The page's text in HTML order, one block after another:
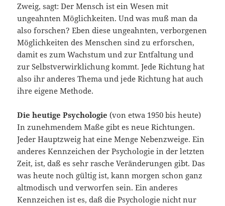
Zweig, sagt: Der Mensch ist ein Wesen mit
ungeahnten Möglichkeiten. Und was muß man da
also forschen? Eben diese ungeahnten, verborgenen
Möglichkeiten des Menschen sind zu erforschen,
damit es zum Wachstum und zur Entfaltung und
zur Selbstverwirklichung kommt. Jede Richtung hat
also ihr anderes Thema und jede Richtung hat auch
ihre eigene Methode.
Die heutige Psychologie (von etwa 1950 bis heute)
In zunehmendem Maße gibt es neue Richtungen.
Jeder Hauptzweig hat eine Menge Nebenzweige. Ein
anderes Kennzeichen der Psychologie in der letzten
Zeit, ist, daß es sehr rasche Veränderungen gibt. Das
was heute noch gültig ist, kann morgen schon ganz
altmodisch und verworfen sein. Ein anderes
Kennzeichen ist es, daß die Psychologie nicht nur